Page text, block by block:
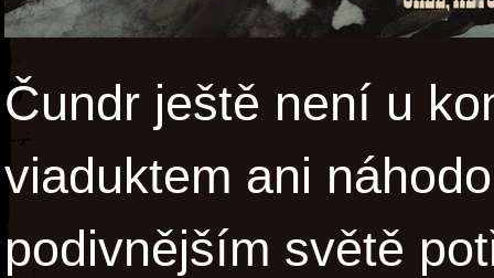
Čundr ještě není u
viaduktem ani
podivnějším světě